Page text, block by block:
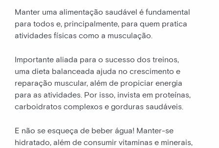
Manter uma alimentação saudável é fundamental
para todos e, principalmente, para quem pratica
atividades físicas como a musculação.
Importante aliada para o sucesso dos treinos,
uma dieta balanceada ajuda no crescimento e
reparação muscular, além de propiciar energia
para as atividades. Por isso, invista em proteínas,
carboidratos complexos e gorduras saudáveis.
E não se esqueça de beber água! Manter-se
hidratado, além de consumir vitaminas e minerais,